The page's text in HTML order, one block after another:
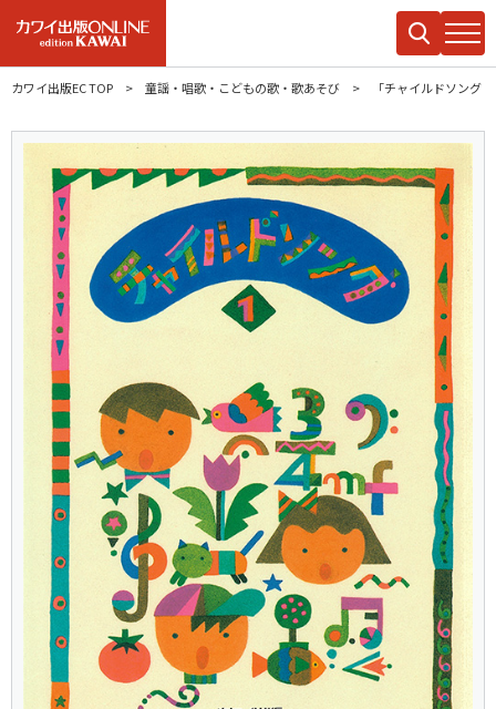
カワイ出版EC TOP 童謡・唱歌・こどもの歌・歌あそび 「チャイルドソング 1